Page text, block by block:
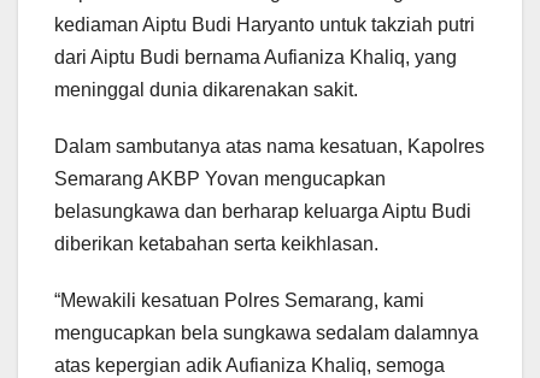
kediaman Aiptu Budi Haryanto untuk takziah putri
dari Aiptu Budi bernama Aufianiza Khaliq, yang
meninggal dunia dikarenakan sakit.
Dalam sambutanya atas nama kesatuan, Kapolres
Semarang AKBP Yovan mengucapkan
belasungkawa dan berharap keluarga Aiptu Budi
diberikan ketabahan serta keikhlasan.
“Mewakili kesatuan Polres Semarang, kami
mengucapkan bela sungkawa sedalam dalamnya
atas kepergian adik Aufianiza Khaliq, semoga